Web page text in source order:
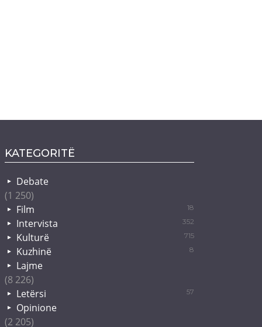
KATEGORITË
Debate
(1 250)
Film
18
Intervista 352
Kulturë 715
Kuzhinë 8
Lajme
(8 226)
Letërsi
57
Opinione
(2 205)